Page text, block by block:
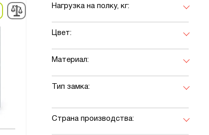
Нагрузка на полку, кг:
Цвет:
Материал:
Тип замка:
Страна производства: